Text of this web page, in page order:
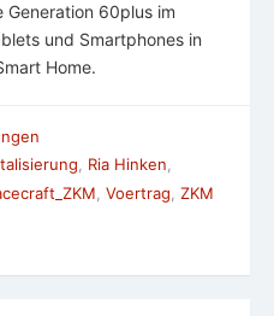
Generation 60plus im
und Smartphones in
Home.
, Ria Hinken,
Voertrag ZKM